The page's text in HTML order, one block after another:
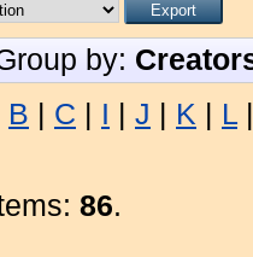
by:
B C I J K L
86.